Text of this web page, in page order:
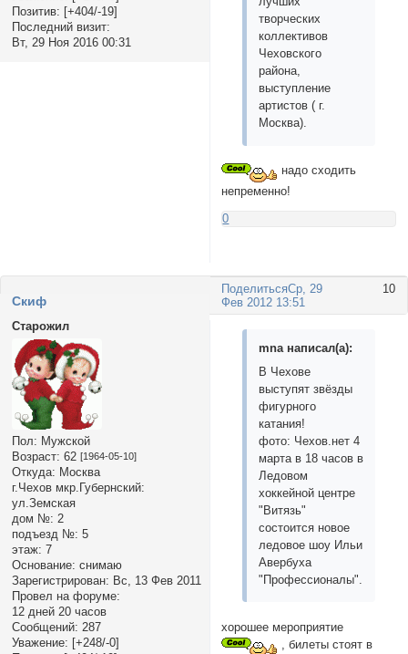
Позитив: [+404/-19]
Последний визит:
Вт, 29 Ноя 2016 00:31
творческих
коллективов
Чеховского
района,
выступление
артистов ( г.
Москва).
надо сходить
непременно!
0
Поделиться 10
Ср, 29
Фев 2012 13:51
Cкиф
Старожил
Пол: Мужской
Возраст: 62 [1964-05-10]
Откуда: Москва
г.Чехов мкр.Губернский:
ул.Земская
дом №: 2
подъезд №: 5
этаж: 7
Основание: снимаю
Зарегистрирован: Вс, 13 Фев 2011
Провел на форуме:
12 дней 20 часов
Сообщений: 287
Уважение: [+248/-0]
mnа написал(а):
В Чехове
выступят звёзды
фигурного
катания!
фото: Чехов.нет 4
марта в 18 часов в
Ледовом
хоккейной центре
"Витязь"
состоится новое
ледовое шоу Ильи
Авербуха
"Профессионалы".
хорошее мероприятие
, билеты стоят в